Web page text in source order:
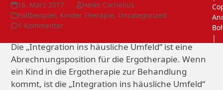
16. März 2017
Heike Cornelius
Fallbeispiel, Kinder Therapie, Uncategorized
1 Kommentar
Die „Integration ins häusliche Umfeld“ ist eine
Abrechnungsposition für die Ergotherapie. Wenn
ein Kind in die Ergotherapie zur Behandlung
kommt, ist die „Integration ins häusliche Umfeld“
|